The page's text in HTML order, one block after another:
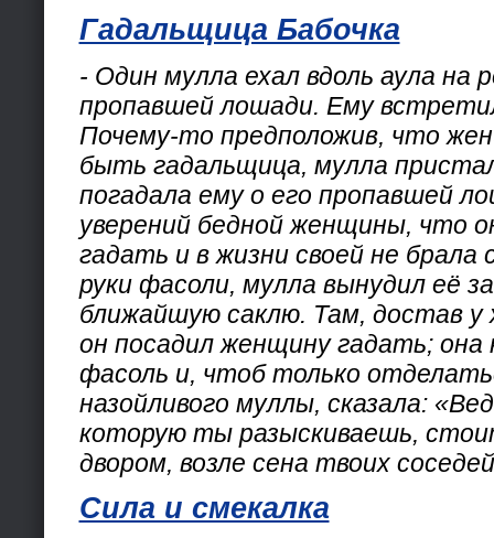
Гадальщица Бабочка
- Один мулла ехал вдоль аула на
пропавшей лошади. Ему
Почему-то предположив, что
быть гадальщица, мулла
погадала ему о его пропавшей
уверений бедной женщины, что
гадать и в жизни своей не брала
руки фасоли, мулла вынудил её
ближайшую саклю. Там, достав у
он посадил женщину гадать; она
фасоль и, чтоб только
назойливого муллы, сказала:
которую ты разыскиваешь,
двором, возле сена твоих
Cила и смекалка